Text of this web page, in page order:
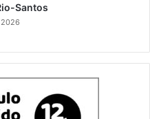
Santos